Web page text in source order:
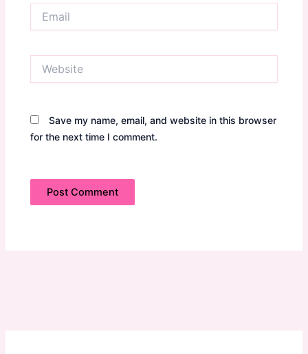
Save my name, email, and website in this browser
for the next time I comment.